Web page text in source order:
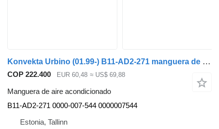
Konvekta Urbino (01.99-) B11-AD2-271 manguera de aire acondicionado para Solaris Urbino, Alpino, Vacanza (1999-) autobús
COP 222.400 EUR 60,48 ≈ US$ 69,88
Manguera de aire acondicionado
B11-AD2-271 0000-007-544 0000007544
Estonia, Tallinn